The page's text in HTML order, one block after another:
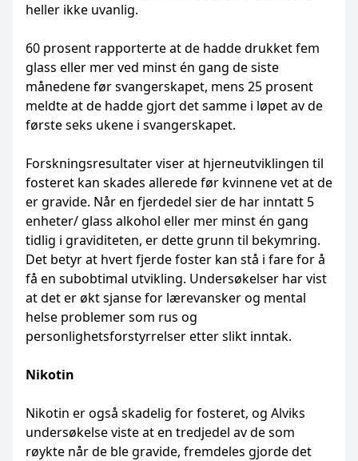
heller ikke uvanlig.
60 prosent rapporterte at de hadde drukket fem
glass eller mer ved minst én gang de siste
månedene før svangerskapet, mens 25 prosent
meldte at de hadde gjort det samme i løpet av de
første seks ukene i svangerskapet.
Forskningsresultater viser at hjerneutviklingen til
fosteret kan skades allerede før kvinnene vet at de
er gravide. Når en fjerdedel sier de har inntatt 5
enheter/ glass alkohol eller mer minst én gang
tidlig i graviditeten, er dette grunn til bekymring.
Det betyr at hvert fjerde foster kan stå i fare for å
få en subobtimal utvikling. Undersøkelser har vist
at det er økt sjanse for lærevansker og mental
helse problemer som rus og
personlighetsforstyrrelser etter slikt inntak.
Nikotin
Nikotin er også skadelig for fosteret, og Alviks
undersøkelse viste at en tredjedel av de som
røykte når de ble gravide, fremdeles gjorde det